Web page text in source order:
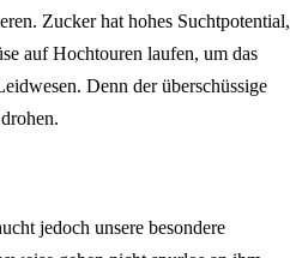
Zucker hat hohes Suchtpotential,
auf Hochtouren laufen, um das
Denn der überschüssige
jedoch unsere besondere